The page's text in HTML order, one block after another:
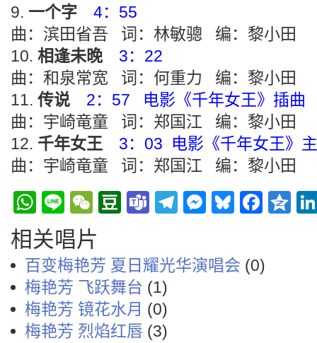
一个字
4：55
曲：滨田省吾 词：林敏骢 编：黎小田
相逢未晚
3：22
曲：和泉常宽 词：何重力 编：黎小田
传说
2：57 电影《千年女王》插曲
曲：宇崎竜童 词：郑国江 编：黎小田
千年女王
3：03 电影《千年女王》
曲：宇崎竜童 词：郑国江 编：黎小田
WhatsApp
LineWeChat
Douban
TeamsTelegramBluesky
相关唱片
百变梅艳芳 夏日耀光华演唱会 (0)
梅艳芳 飞跃舞台 (1)
梅艳芳 镜花水月 (0)
梅艳芳 烈焰红唇 (3)